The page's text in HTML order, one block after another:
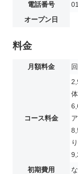
電話番号
オープン日
料金
月額料金
コース料金
ア
初期費用